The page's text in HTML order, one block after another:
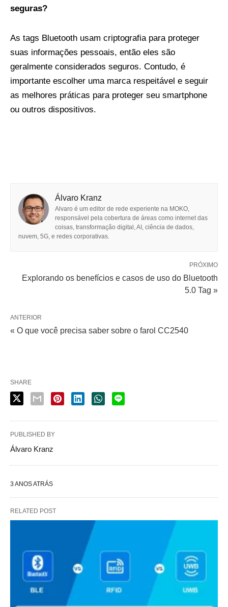
seguras?
As tags Bluetooth usam criptografia para proteger
suas informações pessoais, então eles são
geralmente considerados seguros. Contudo, é
importante escolher uma marca respeitável e seguir
as melhores práticas para proteger seu smartphone
ou outros dispositivos.
Álvaro Kranz
Alvaro é um editor de rede experiente na MOKO,
responsável pela cobertura de áreas como internet das
coisas, transformação digital, AI, ciência de dados,
nuvem, 5G, e redes corporativas.
PRÓXIMO
Explorando os benefícios e casos de uso do Bluetooth
5.0 Tag »
ANTERIOR
« O que você precisa saber sobre o farol CC2540
SHARE
PUBLISHED BY
Álvaro Kranz
3 ANOS ATRÁS
RELATED POST